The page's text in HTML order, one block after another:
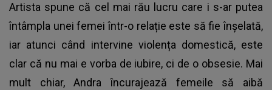
Artista spune că cel mai rău lucru care i s-ar putea
întâmpla unei femei într-o relație este să fie înșelată,
iar atunci când intervine violența domestică, este
clar că nu mai e vorba de iubire, ci de o obsesie. Mai
mult chiar, Andra încurajează femeile să aibă